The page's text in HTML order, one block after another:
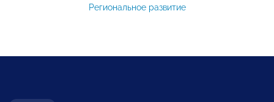
Региональное развитие